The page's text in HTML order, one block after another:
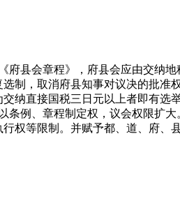
县会章程》，府县会应由交纳
制，取消府县知事对议决的批准
纳直接国税三日元以上者即有选
例、章程制定权，议会权限扩
权等限制。并赋予都、道、府、